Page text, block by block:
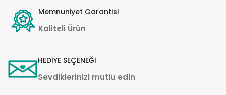
Memnuniyet Garantisi
Kaliteli Ürün
HEDİYE SEÇENEĞİ
Sevdiklerinizi mutlu edin